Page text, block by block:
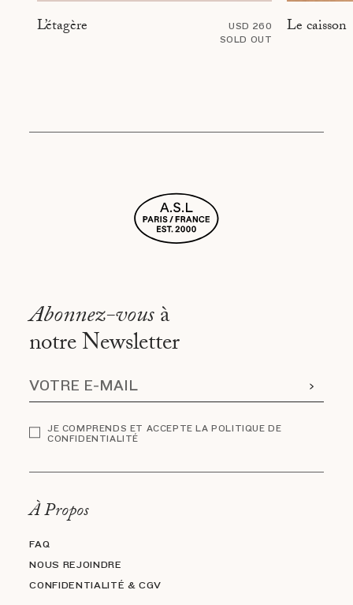
L’étagère
USD 260
SOLD OUT
Le caisson
Abonnez-vousà
notre Newsletter
JE COMPRENDS ET ACCEPTE LA POLITIQUE DE
CONFIDENTIALITÉ
À Propos
FAQ
NOUS REJOINDRE
CONFIDENTIALITÉ & CGV